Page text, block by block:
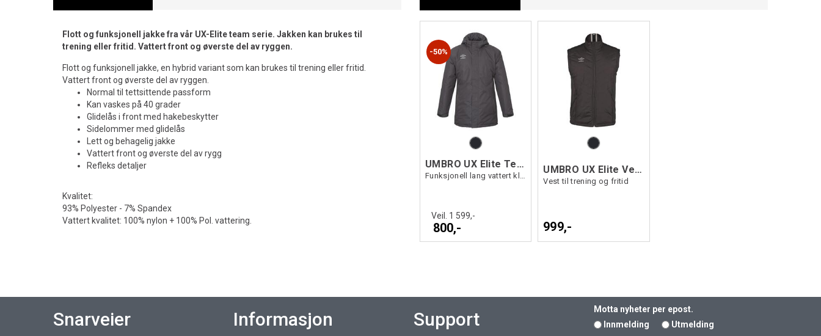
Flott og funksjonell jakke fra vår UX-Elite team serie. Jakken kan brukes til
trening eller fritid. Vattert front og øverste del av ryggen.
Flott og funksjonell jakke, en hybrid variant som kan brukes til trening eller fritid.
Vattert front og øverste del av ryggen.
Normal til tettsittende passform
Kan vaskes på 40 grader
Glidelås i front med hakebeskytter
Sidelommer med glidelås
Lett og behagelig jakke
Vattert front og øverste del av rygg
Refleks detaljer
Kvalitet:
93% Polyester - 7% Spandex
Vattert kvalitet: 100% nylon + 100% Pol. vattering.
50%
UMBRO UX Elite Team Jacket
Funksjonell lang vattert klubbjakke
Veil. 1 599,-
800,-
UMBRO UX Elite Vest
Vest til trening og fritid
999,-
Snarveier Informasjon Support
Motta nyheter per epost.
Innmelding
Utmelding